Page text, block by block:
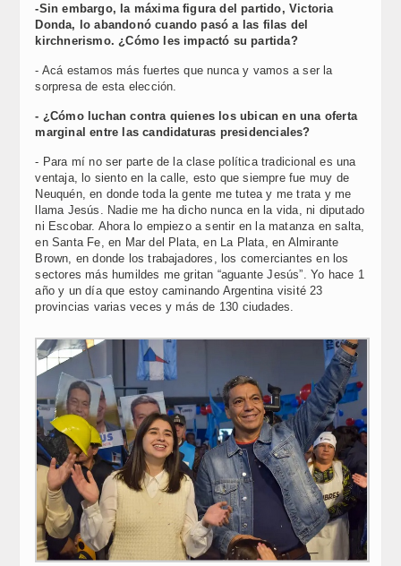
-Sin embargo, la máxima figura del partido, Victoria
Donda, lo abandonó cuando pasó a las filas del
kirchnerismo. ¿Cómo les impactó su partida?
- Acá estamos más fuertes que nunca y vamos a ser la
sorpresa de esta elección.
- ¿Cómo luchan contra quienes los ubican en una oferta
marginal entre las candidaturas presidenciales?
- Para mí no ser parte de la clase política tradicional es una
ventaja, lo siento en la calle, esto que siempre fue muy de
Neuquén, en donde toda la gente me tutea y me trata y me
llama Jesús. Nadie me ha dicho nunca en la vida, ni diputado
ni Escobar. Ahora lo empiezo a sentir en la matanza en salta,
en Santa Fe, en Mar del Plata, en La Plata, en Almirante
Brown, en donde los trabajadores, los comerciantes en los
sectores más humildes me gritan “aguante Jesús”. Yo hace 1
año y un día que estoy caminando Argentina visité 23
provincias varias veces y más de 130 ciudades.